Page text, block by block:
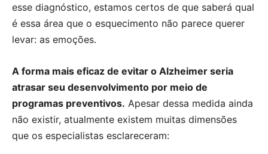
esse diagnóstico, estamos certos de que saberá qual
é essa área que o esquecimento não parece querer
levar: as emoções.
A forma mais eficaz de evitar o Alzheimer seria
atrasar seu desenvolvimento por meio de
programas preventivos. Apesar dessa medida ainda
não existir, atualmente existem muitas dimensões
que os especialistas esclareceram: